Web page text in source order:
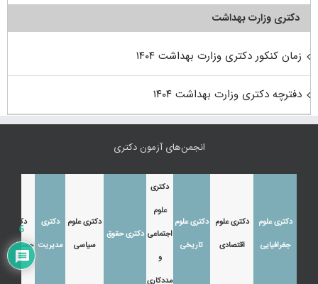
دکتری وزارت بهداشت
زمان کنکور دکتری وزارت بهداشت ۱۴۰۴
دفترچه دکتری وزارت بهداشت ۱۴۰۴
انجمن‌های آزمون دکتری
دکتری علوم
جغرافیایی
دکتری علوم
اقتصادی
دکتری علوم
تاریخی
دکتری
علوم
اجتماعی
و
مددکاری
دکتری حقوق
دکتری علوم
سیاسی
دکتری
مدیریت
دکتری
حسابداری
6